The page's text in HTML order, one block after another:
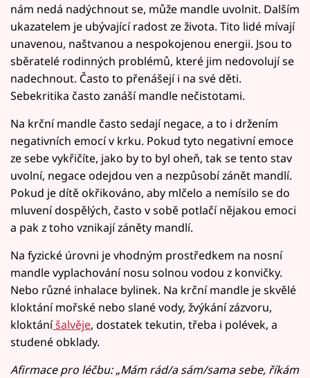
nám nedá nadýchnout se, může mandle uvolnit. Dalším
ukazatelem je ubývající radost ze života. Tito lidé mívají
unavenou, naštvanou a nespokojenou energii. Jsou to
sběratelé rodinných problémů, které jim nedovolují se
nadechnout. Často to přenášejí i na své děti.
Sebekritika často zanáší mandle nečistotami.
Na krční mandle často sedají negace, a to i držením
negativních emocí v krku. Pokud tyto negativní emoce
ze sebe vykřičíte, jako by to byl oheň, tak se tento stav
uvolní, negace odejdou ven a nezpůsobí zánět mandlí.
Pokud je dítě okřikováno, aby mlčelo a nemísilo se do
mluvení dospělých, často v sobě potlačí nějakou emoci
a pak z toho vznikají záněty mandlí.
Na fyzické úrovni je vhodným prostředkem na nosní
mandle vyplachování nosu solnou vodou z konvičky.
Nebo různé inhalace bylinek. Na krční mandle je skvělé
kloktání mořské nebo slané vody, žvýkání zázvoru,
kloktáníšalvěje, dostatek tekutin, třeba i polévek, a
studené obklady.
Afirmace pro léčbu: „Mám rád/a sám/sama sebe, říkám